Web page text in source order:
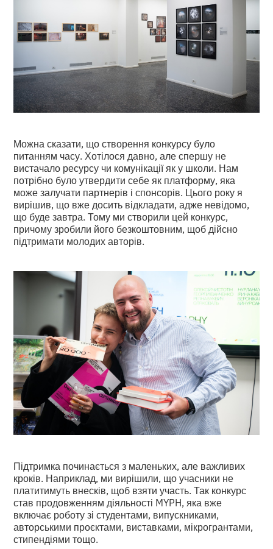
Можна сказати, що створення конкурсу було
питанням часу. Хотілося давно, але спершу не
вистачало ресурсу чи комунікації як у школи. Нам
потрібно було утвердити себе як платформу, яка
може залучати партнерів і спонсорів. Цього року я
вирішив, що вже досить відкладати, адже невідомо,
що буде завтра. Тому ми створили цей конкурс,
причому зробили його безкоштовним, щоб дійсно
підтримати молодих авторів.
Підтримка починається з маленьких, але важливих
кроків. Наприклад, ми вирішили, що учасники не
платитимуть внесків, щоб взяти участь. Так конкурс
став продовженням діяльності MYPH, яка вже
включає роботу зі студентами, випускниками,
авторськими проєктами, виставками, мікрогрантами,
стипендіями тощо.